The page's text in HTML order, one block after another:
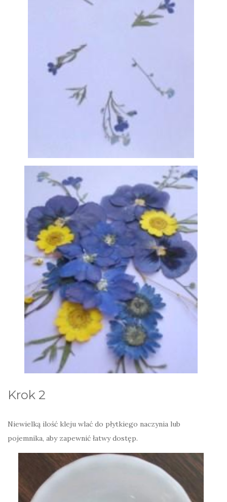
Krok 2
Niewielką ilość kleju wlać do płytkiego naczynia lub
pojemnika, aby zapewnić łatwy dostęp.